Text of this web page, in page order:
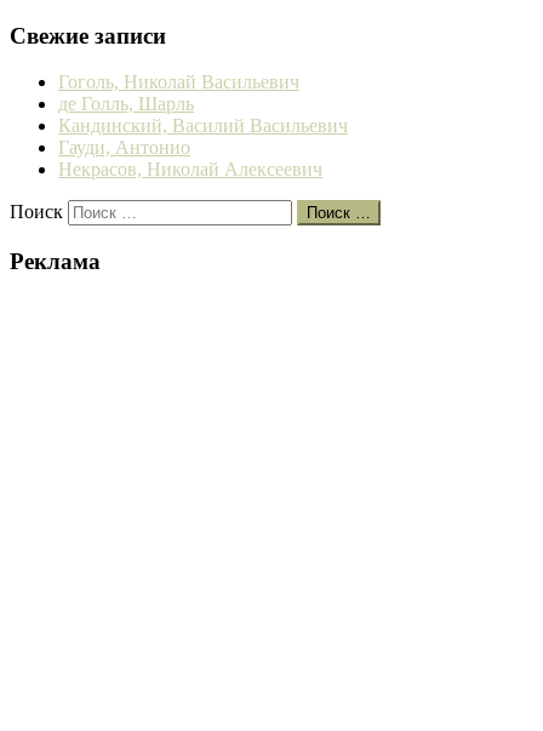
Свежие записи
Гоголь, Николай Васильевич
де Голль, Шарль
Кандинский, Василий Васильевич
Гауди, Антонио
Некрасов, Николай Алексеевич
Поиск Поиск …
Реклама